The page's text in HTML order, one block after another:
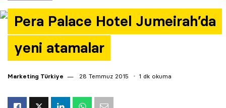
Pera Palace Hotel Jumeirah’da
yeni atamalar
Marketing Türkiye 28 Temmuz 2015 1 dk okuma
Yazarlar
Araştırma